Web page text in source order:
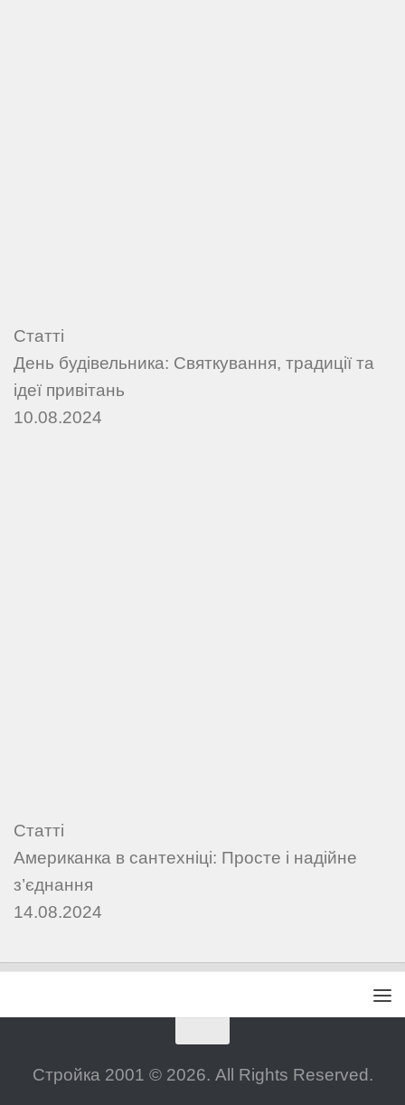
Статті
День будівельника: Святкування, традиції та
ідеї привітань
10.08.2024
Статті
Американка в сантехніці: Просте і надійне
з’єднання
14.08.2024
Стройка 2001 © 2026. All Rights Reserved.